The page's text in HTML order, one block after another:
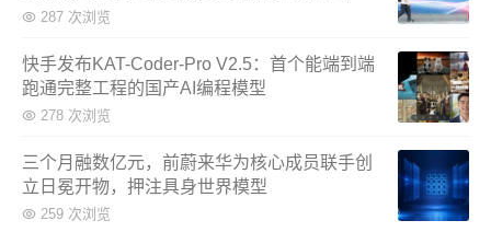
287 次浏览
快手发布KAT-Coder-Pro V2.5：首个能端到端
跑通完整工程的国产AI编程模型
278 次浏览
三个月融数亿元，前蔚来华为核心成员联手创
立日冕开物，押注具身世界模型
259 次浏览